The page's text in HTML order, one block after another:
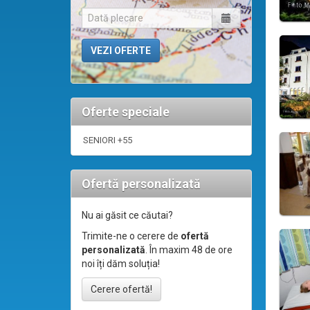
Oferte speciale
SENIORI +55
Ofertă personalizată
Nu ai găsit ce căutai?
Trimite-ne o cerere de ofertă
personalizată. În maxim 48 de ore
noi îți dăm soluția!
Cerere ofertă!